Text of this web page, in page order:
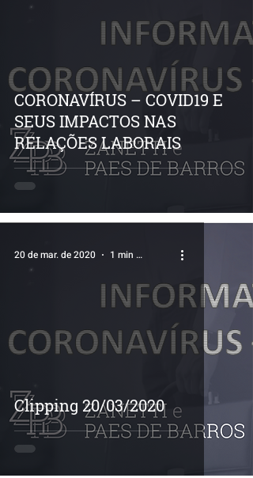
CORONAVÍRUS – COVID19 E
SEUS IMPACTOS NAS
RELAÇÕES LABORAIS
Clipping 20/03/2020
20 de mar. de 2020 1 min de leitura